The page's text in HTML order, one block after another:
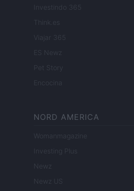
Investindo 365
Think.es
Viajar 365
ES Newz
Pet Story
Encocina
NORD AMERICA
Womanmagazine
Investing Plus
Newz
Newz US